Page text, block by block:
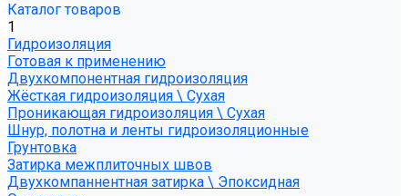
Каталог товаров
1
Гидроизоляция
Готовая к применению
Двухкомпонентная гидроизоляция
Жёсткая гидроизоляция \ Сухая
Проникающая гидроизоляция \ Сухая
Шнур, полотна и ленты гидроизоляционные
Грунтовка
Затирка межплиточных швов
Двухкомпаннентная затирка \ Эпоксидная